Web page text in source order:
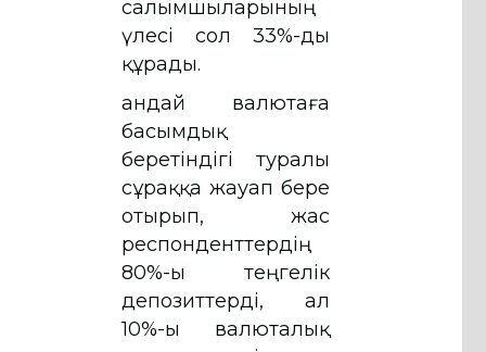
салымшыларының
үлесі сол 33%-ды
құрады.
Қандай валютаға
басымдық
беретіндігі туралы
сұраққа жауап бере
отырып, жас
респонденттердің
80%-ы теңгелік
депозиттерді, ал
10%-ы валюталық